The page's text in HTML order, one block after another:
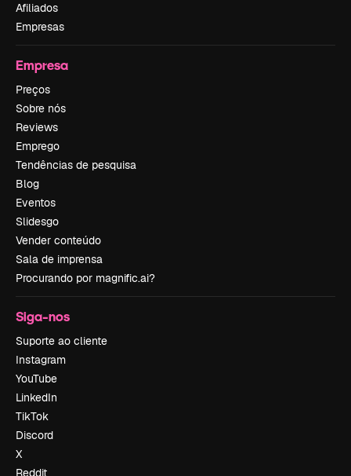
Afiliados
Empresas
Empresa
Preços
Sobre nós
Reviews
Emprego
Tendências de pesquisa
Blog
Eventos
Slidesgo
Vender conteúdo
Sala de imprensa
Procurando por magnific.ai?
Siga-nos
Suporte ao cliente
Instagram
YouTube
LinkedIn
TikTok
Discord
X
Reddit